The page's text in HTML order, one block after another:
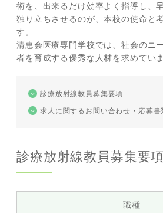
術を、出来るだけ効率よく指導し、
独り立ちさせるのが、本校の使命と
す。
清恵会医療専門学校では、社会のニ
者を育成する優秀な人材を求めていま
診療放射線教員募集要項
求人に関するお問い合わせ・応募書
診療放射線教員募集要項
職種